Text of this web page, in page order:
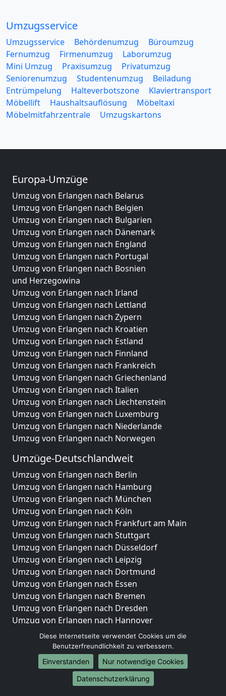
Umzugsservice
Umzugsservice Behördenumzug
Büroumzug
Fernumzug
Firmenumzug
Laborumzug
Mini Umzug
Praxisumzug
Privatumzug
Seniorenumzug
Studentenumzug
Beiladung
Entrümpelung
Halteverbotszone
Klaviertransport
Möbellift
Haushaltsauflösung
Möbeltaxi
Möbelmitfahrzentrale
Umzugskartons
Europa-Umzüge
Umzug von Erlangen nach Belarus
Umzug von Erlangen nach Belgien
Umzug von Erlangen nach Bulgarien
Umzug von Erlangen nach Dänemark
Umzug von Erlangen nach England
Umzug von Erlangen nach Portugal
Umzug von Erlangen nach Bosnien
und Herzegowina
Umzug von Erlangen nach Irland
Umzug von Erlangen nach Lettland
Umzug von Erlangen nach Zypern
Umzug von Erlangen nach Kroatien
Umzug von Erlangen nach Estland
Umzug von Erlangen nach Finnland
Umzug von Erlangen nach Frankreich
Umzug von Erlangen nach Griechenland
Umzug von Erlangen nach Italien
Umzug von Erlangen nach Liechtenstein
Umzug von Erlangen nach Luxemburg
Umzug von Erlangen nach Niederlande
Umzug von Erlangen nach Norwegen
Umzüge-Deutschlandweit
Umzug von Erlangen nach Berlin
Umzug von Erlangen nach Hamburg
Umzug von Erlangen nach München
Umzug von Erlangen nach Köln
Umzug von Erlangen nach Frankfurt am Main
Umzug von Erlangen nach Stuttgart
Umzug von Erlangen nach Düsseldorf
Umzug von Erlangen nach Leipzig
Umzug von Erlangen nach Dortmund
Umzug von Erlangen nach Essen
Umzug von Erlangen nach Bremen
Umzug von Erlangen nach Dresden
Umzug von Erlangen nach Hannover
Umzug von Erlangen nach Nürnberg
Umzug von Erlangen nach Duisburg
Umzug von Erlangen nach Bochum
Umzug von Erlangen nach Wuppertal
Umzug von Erlangen nach Bielefeld
Diese Internetseite verwendet Cookies um die
Benutzerfreundlichkeit zu verbessern.
Einverstanden
Nur notwendige Cookies
Datenschutzerklärung